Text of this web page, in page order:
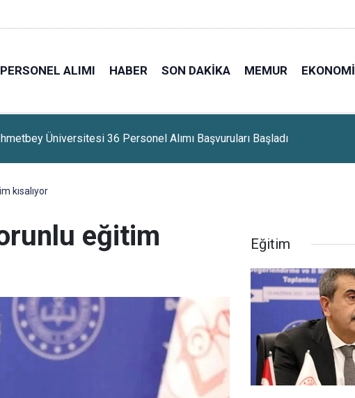
ALIMI HABER SON DAKIKA MEMUR EKONOMI
18 Personel Alımı Başvuruları Başladı
kısalıyor
eğitim
Eğitim